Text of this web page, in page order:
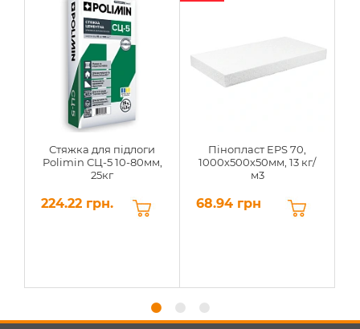
Стяжка для підлоги
Polimin СЦ-5 10-80мм,
25кг
224.22 грн.
Пінопласт EPS 70,
1000х500х50мм, 13 кг/
м3
68.94 грн